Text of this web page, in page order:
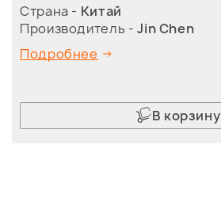
Страна - Китай
Производитель -Jin Chen
Подробнее
В корзину